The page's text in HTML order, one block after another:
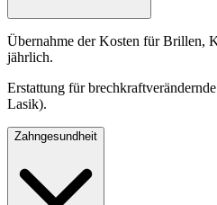
Übernahme der Kosten für Brillen,
jährlich.
Erstattung für
Lasik).
Zahngesundheit